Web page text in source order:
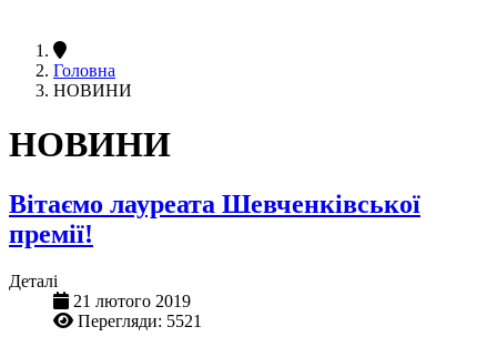
Головна
НОВИНИ
НОВИНИ
Вітаємо лауреата Шевченківської
премії!
Деталі
21 лютого 2019
Перегляди: 5521